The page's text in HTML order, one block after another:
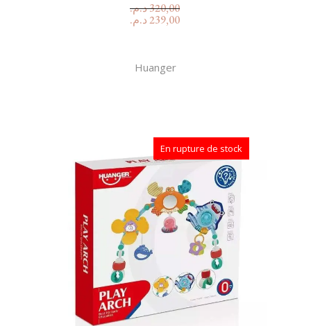
320,00د.م.
239,00د.م.
Huanger
En rupture de stock